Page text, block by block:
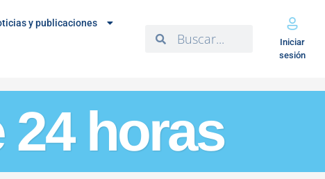
y publicaciones
Iniciar
sesión
horas